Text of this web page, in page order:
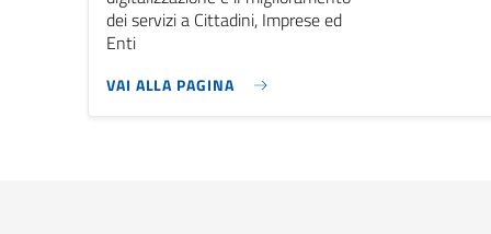
dei servizi a Cittadini, Imprese ed
Enti
VAI ALLA PAGINA